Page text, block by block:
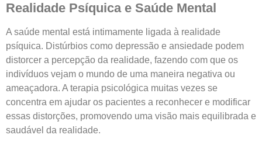
Realidade Psíquica e Saúde Mental
A saúde mental está intimamente ligada à realidade
psíquica. Distúrbios como depressão e ansiedade podem
distorcer a percepção da realidade, fazendo com que os
indivíduos vejam o mundo de uma maneira negativa ou
ameaçadora. A terapia psicológica muitas vezes se
concentra em ajudar os pacientes a reconhecer e modificar
essas distorções, promovendo uma visão mais equilibrada e
saudável da realidade.